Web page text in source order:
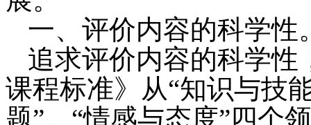
一、评价内容的科学性
追求评价内容的科学性
课程标准》从“知识与技
题”、“情感与态度”四个